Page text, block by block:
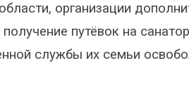
организации
путёвок на
службы их семьи